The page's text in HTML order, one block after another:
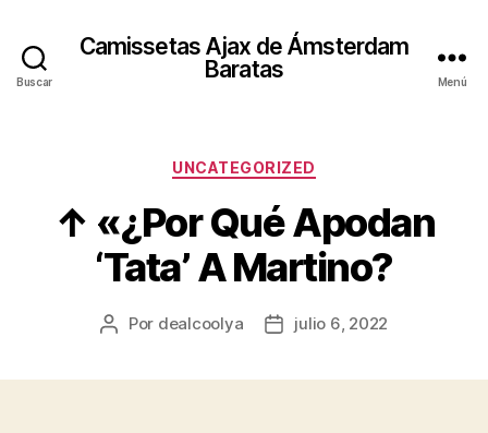
Buscar
Camissetas Ajax de Ámsterdam
Baratas
Menú
Categorías
UNCATEGORIZED
↑ «¿Por Qué Apodan
‘Tata’ A Martino?
Autor
Por dealcoolya
Fechajulio 6, 2022